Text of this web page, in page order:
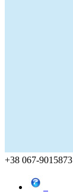
+38 067-9015873